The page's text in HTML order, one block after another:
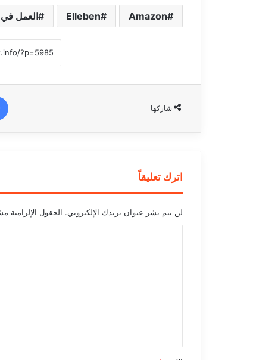
Amazon
Elleben العمل
شاركها
اترك تعليقاً
لن يتم نشر عنوان بريدك الإلكتروني. الحقول الإلزامية